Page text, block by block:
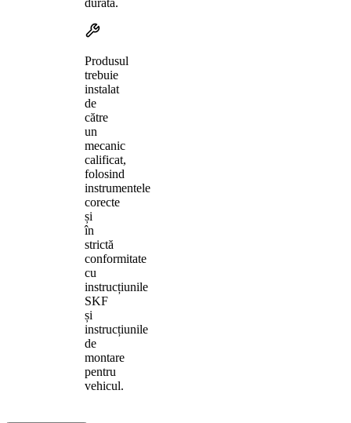
Produsul
trebuie
instalat
de
către
un
mecanic
calificat,
folosind
instrumentele
corecte
și
în
strictă
conformitate
cu
instrucțiunile
SKF
și
instrucțiunile
de
montare
pentru
vehicul.